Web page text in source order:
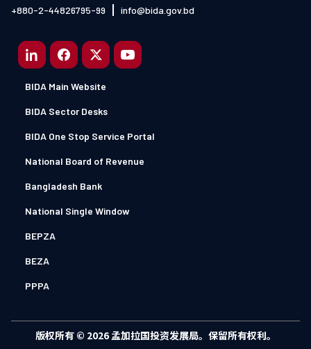
+880-2-44826795-99
info@bida.gov.bd
BIDA Main Website
BIDA Sector Desks
BIDA One Stop Service Portal
National Board of Revenue
Bangladesh Bank
National Single Window
BEPZA
BEZA
PPPA
版权所有 © 2026 孟加拉国投资发展局。保留所有权利。